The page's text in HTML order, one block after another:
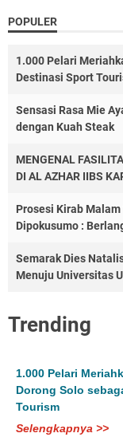
POPULER
1.000 Pelari
Destinasi Sport
Sensasi Rasa Mie
dengan Kuah Steak
MENGENAL
DI AL AZHAR IIBS
Prosesi Kirab Malam
Dipokusumo :
Semarak Dies
Menuju Universitas
Trending
1.000 Pelari
Dorong Solo
Tourism
Selengkapnya >>